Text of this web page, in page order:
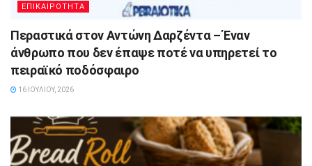
ΕΠΙΚΑΙΡΟΤΗΤΑ
Περαστικά στον Αντώνη Δαρζέντα – Έναν
άνθρωπο που δεν έπαψε ποτέ να υπηρετεί το
πειραϊκό ποδόσφαιρο
16 ΙΟΥΛΊΟΥ, 2026